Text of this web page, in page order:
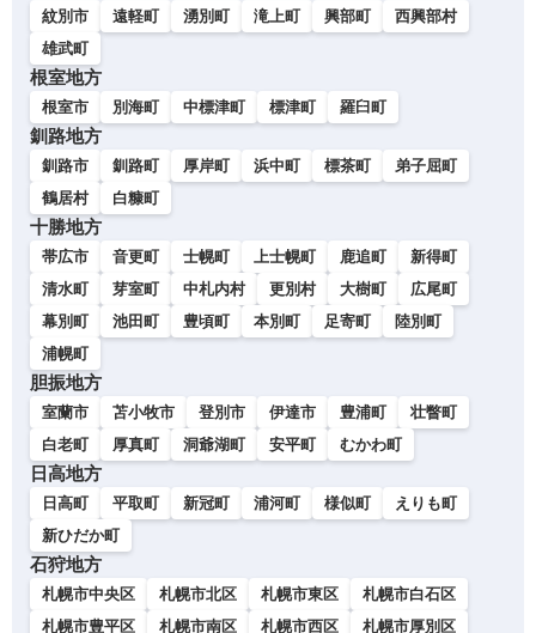
紋別市 遠軽町 湧別町 滝上町 興部町
西興部村
雄武町
根室地方
根室市 別海町 中標津町 標津町 羅臼町
釧路地方
釧路市 釧路町 厚岸町 浜中町 標茶町
弟子屈町
鶴居村
白糠町
十勝地方
帯広市 音更町 士幌町 上士幌町 鹿追町
新得町
清水町
芽室町 中札内村 更別村 大樹町
広尾町
幕別町
池田町 豊頃町 本別町 足寄町
陸別町
浦幌町
胆振地方
室蘭市 苫小牧市 登別市 伊達市 豊浦町
壮瞥町
白老町
厚真町 洞爺湖町 安平町 むかわ町
日高地方
日高町 平取町 新冠町 浦河町 様似町
えりも町
新ひだか町
石狩地方
札幌市中央区 札幌市北区 札幌市東区
札幌市白石区
札幌市豊平区
札幌市南区 札幌市西区
札幌市厚別区